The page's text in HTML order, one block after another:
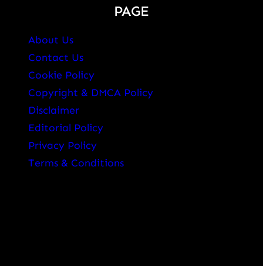
PAGE
About Us
Contact Us
Cookie Policy
Copyright & DMCA Policy
Disclaimer
Editorial Policy
Privacy Policy
Terms & Conditions